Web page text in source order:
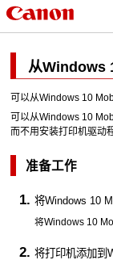
从Windows
可以从Windows 10
可以从Windows 10
而不用安装打印机驱动
准备工作
将Windows 10
将Windows 10
将打印机添加到